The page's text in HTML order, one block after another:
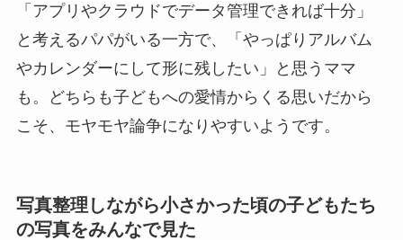
「アプリやクラウドでデータ管理できれば十分」
と考えるパパがいる一方で、「やっぱりアルバム
やカレンダーにして形に残したい」と思うママ
も。どちらも子どもへの愛情からくる思いだから
こそ、モヤモヤ論争になりやすいようです。
写真整理しながら小さかった頃の子どもたち
の写真をみんなで見た